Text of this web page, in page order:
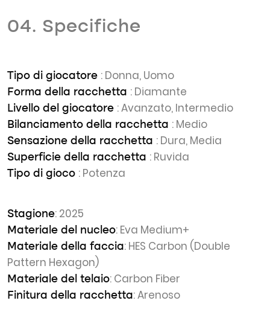
04. Specifiche
Tipo di giocatore : Donna, Uomo
Forma della racchetta : Diamante
Livello del giocatore : Avanzato, Intermedio
Bilanciamento della racchetta : Medio
Sensazione della racchetta : Dura, Media
Superficie della racchetta : Ruvida
Tipo di gioco : Potenza
Stagione: 2025
Materiale del nucleo: Eva Medium+
Materiale della faccia: HES Carbon (Double
Pattern Hexagon)
Materiale del telaio: Carbon Fiber
Finitura della racchetta: Arenoso